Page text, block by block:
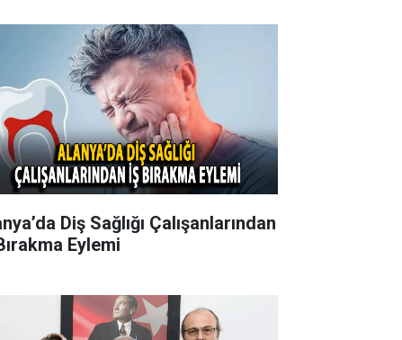
Diş Sağlığı Çalışanlarından
Eylemi